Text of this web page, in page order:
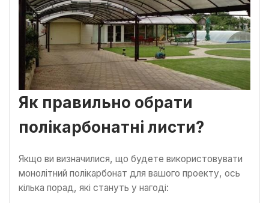
Як правильно обрати
полікарбонатні листи?
Якщо ви визначилися, що будете використовувати
монолітний полікарбонат для вашого проекту, ось
кілька порад, які стануть у нагоді: